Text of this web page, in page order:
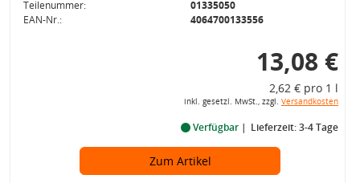
Teilenummer:
01335050
EAN-Nr.:
4064700133556
13,08 €
2,62 € pro 1 l
inkl. gesetzl. MwSt., zzgl. Versandkosten
Verfügbar Lieferzeit: 3-4 Tage
Zum Artikel